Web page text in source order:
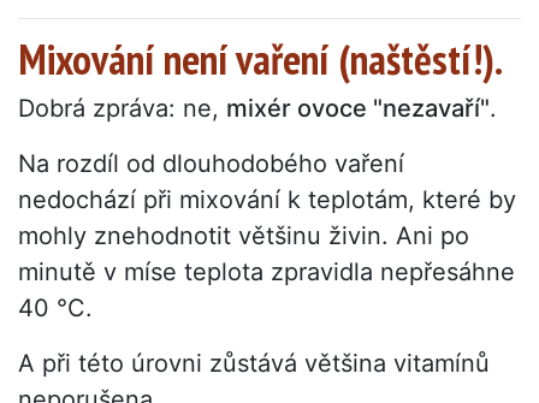
Mixování není vaření (naštěstí!).
Dobrá zpráva: ne, mixér ovoce "nezavaří".
Na rozdíl od dlouhodobého vaření
nedochází při mixování k teplotám, které by
mohly znehodnotit většinu živin. Ani po
minutě v míse teplota zpravidla nepřesáhne
40 °C.
A při této úrovni zůstává většina vitamínů